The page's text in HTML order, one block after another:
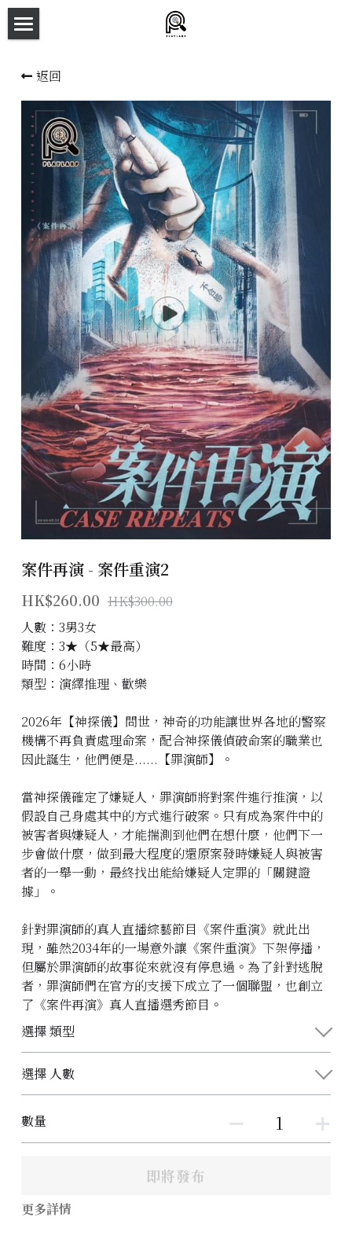
新本預告
主持人檔案
劇本相冊
拼團快團群組
劇本殺介紹
新手須知
預約方法
主題房間
會員優惠
學生優惠
主持/劇本招募
到址及團建服務
傳媒報道
聯絡我們
Instagram
搜索
立即預約
返回
案件再演 - 案件重演2
HK$260.00 HK$300.00
人數：3男3女
難度：3★（5★最高）
時間：6小時
類型：演繹推理、歡樂
2026年【神探儀】問世，神奇的功能讓世界各地的警察
機構不再負責處理命案，配合神探儀偵破命案的職業也
因此誕生，他們便是......【罪演師】。
當神探儀確定了嫌疑人，罪演師將對案件進行推演，以
假設自己身處其中的方式進行破案。只有成為案件中的
被害者與嫌疑人，才能揣測到他們在想什麼，他們下一
步會做什麼，做到最大程度的還原案發時嫌疑人與被害
者的一舉一動，最終找出能給嫌疑人定罪的「關鍵證
據」。
針對罪演師的真人直播綜藝節目《案件重演》就此出
現，雖然2034年的一場意外讓《案件重演》下架停播，
但屬於罪演師的故事從來就沒有停息過。為了針對逃脫
者，罪演師們在官方的支援下成立了一個聯盟，也創立
了《案件再演》真人直播選秀節目。
選擇 類型
選擇 人數
數量
即將發布
更多詳情
商品分類
所有商品分類